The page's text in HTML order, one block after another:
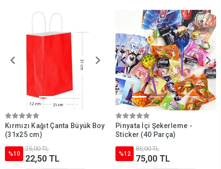
Kırmızı Kağıt Çanta Büyük Boy
(31x25 cm)
%10
25,00 TL
22,50 TL
Pinyata İçi Şekerleme -
Sticker (40 Parça)
%12
85,00 TL
75,00 TL